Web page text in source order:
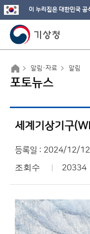
이 누리집은 대한민국
알림·자료 알림
포토뉴스
등록일 : 2024/12/12
조회수 20334